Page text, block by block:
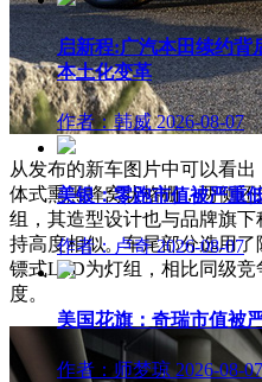
从发布的新车图片中可以看
体式熏黑蜂窝状格栅，两侧
组，其造型设计也与品牌旗
持高度相似。车尾部分选用
镖式LED为灯组，相比同级
度。
启新程:广汽本田续约背
本土化变革
作者：韩威 2026-08-07
美银：零跑市值被严重
作者：卢奇 2026-08-07
美国花旗：奇瑞市值被
作者：师梦琼 2026-08-07